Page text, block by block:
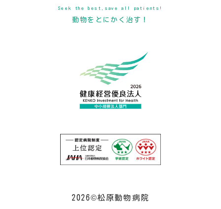
Seek the best,save all patients!
動物をとにかく治す！
2026©松原動物病院